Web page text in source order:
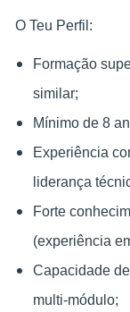
O Teu Perfil:
Formação
similar;
Mínimo de 8
Experiência
liderança
Forte
(experiência
Capacidade
multi‑módulo;